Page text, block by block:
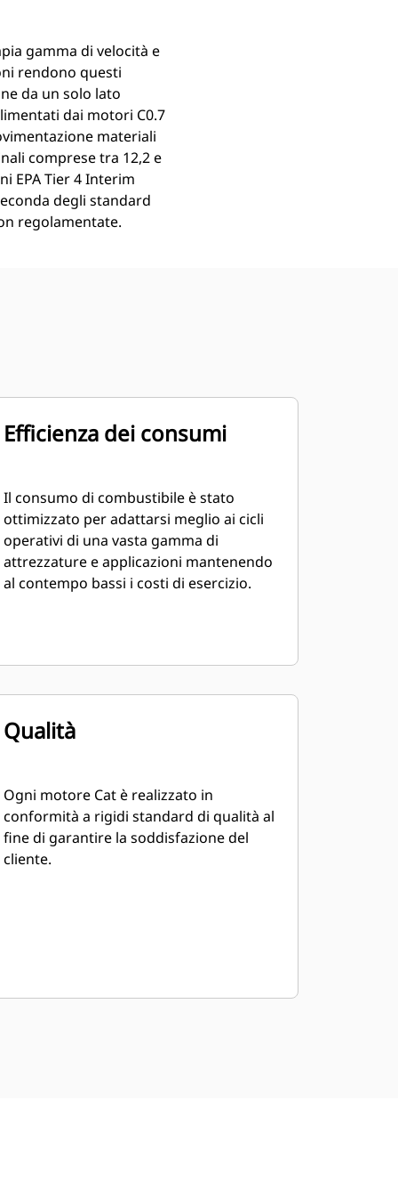
gamma di velocità e
rendono questi
da un solo lato
dai motori C0.7
materiali
comprese tra 12,2 e
EPA Tier 4 Interim
degli standard
regolamentate.
Efficienza dei consumi
Il consumo di combustibile è stato
ottimizzato per adattarsi meglio ai cicli
operativi di una vasta gamma di
attrezzature e applicazioni mantenendo
al contempo bassi i costi di esercizio.
Qualità
Ogni motore Cat è realizzato in
conformità a rigidi standard di qualità al
fine di garantire la soddisfazione del
cliente.